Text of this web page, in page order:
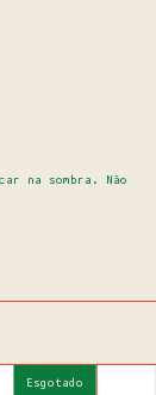
na sombra. Não
Esgotado